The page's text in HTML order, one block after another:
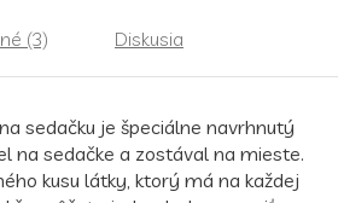
(3) Diskusia
na sedačku je špeciálne navrhnutý
na sedačke a zostával na mieste.
kusu látky, ktorý má na každej